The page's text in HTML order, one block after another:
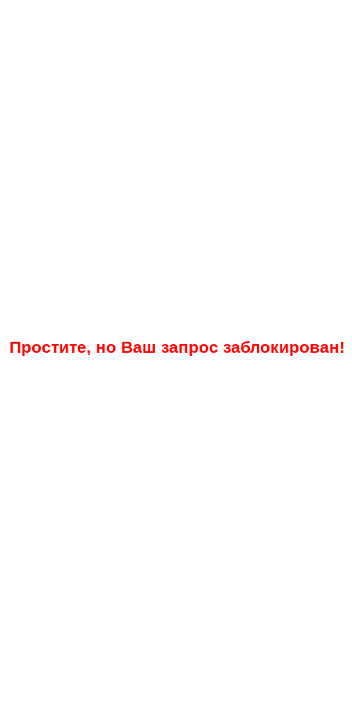
Простите, но Ваш запрос заблокирован!